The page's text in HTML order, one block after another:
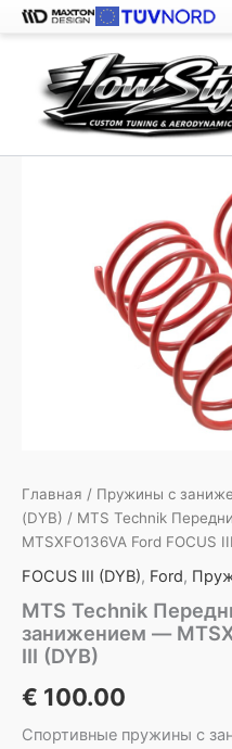
содержимому
Главная / Пружины с
(DYB) / MTS Technik
MTSXFO136VA Ford FOCUS
FOCUS III (DYB), Ford,
MTS Technik
занижением —
III (DYB)
€ 100.00
Спортивные пружины с